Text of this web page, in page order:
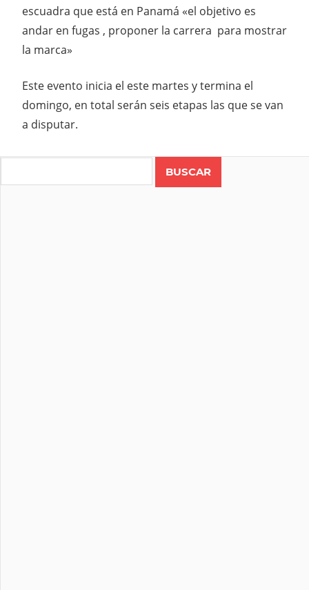
escuadra que está en Panamá «el objetivo es
andar en fugas , proponer la carrera para mostrar
la marca»
Este evento inicia el este martes y termina el
domingo, en total serán seis etapas las que se van
a disputar.